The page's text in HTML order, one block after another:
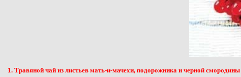
1. Травяной чай из листьев мать-и-мачехи, подорожника и черной смородины